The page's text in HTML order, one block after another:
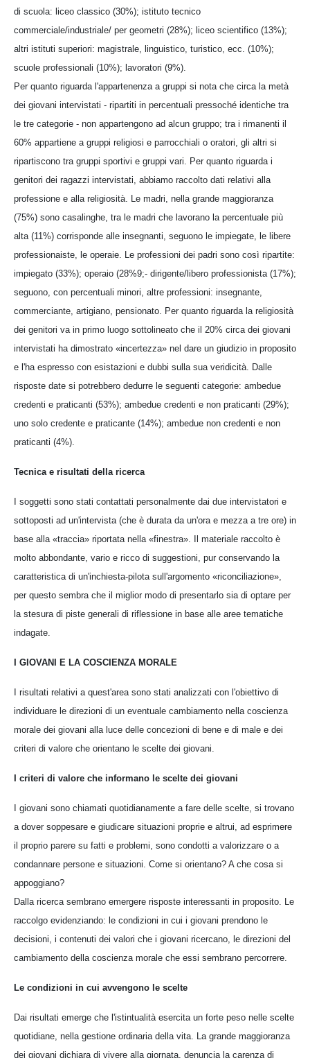
di scuola: liceo classico (30%); istituto tecnico
commerciale/industriale/ per geometri (28%); liceo scientifico (13%);
altri istituti superiori: magistrale, linguistico, turistico, ecc. (10%);
scuole professionali (10%); lavoratori (9%).
Per quanto riguarda l'appartenenza a gruppi si nota che circa la metà
dei giovani intervistati - ripartiti in percentuali pressoché identiche tra
le tre categorie - non appartengono ad alcun gruppo; tra i rimanenti il
60% appartiene a gruppi religiosi e parrocchiali o oratori, gli altri si
ripartiscono tra gruppi sportivi e gruppi vari. Per quanto riguarda i
genitori dei ragazzi intervistati, abbiamo raccolto dati relativi alla
professione e alla religiosità. Le madri, nella grande maggioranza
(75%) sono casalinghe, tra le madri che lavorano la percentuale più
alta (11%) corrisponde alle insegnanti, seguono le impiegate, le libere
professionaiste, le operaie. Le professioni dei padri sono così ripartite:
impiegato (33%); operaio (28%9;- dirigente/libero professionista (17%);
seguono, con percentuali minori, altre professioni: insegnante,
commerciante, artigiano, pensionato. Per quanto riguarda la religiosità
dei genitori va in primo luogo sottolineato che il 20% circa dei giovani
intervistati ha dimostrato «incertezza» nel dare un giudizio in proposito
e l'ha espresso con esistazioni e dubbi sulla sua veridicità. Dalle
risposte date si potrebbero dedurre le seguenti categorie: ambedue
credenti e praticanti (53%); ambedue credenti e non praticanti (29%);
uno solo credente e praticante (14%); ambedue non credenti e non
praticanti (4%).
Tecnica e risultati della ricerca
I soggetti sono stati contattati personalmente dai due intervistatori e
sottoposti ad un'intervista (che è durata da un'ora e mezza a tre ore) in
base alla «traccia» riportata nella «finestra». Il materiale raccolto è
molto abbondante, vario e ricco di suggestioni, pur conservando la
caratteristica di un'inchiesta-pilota sull'argomento «riconciliazione»,
per questo sembra che il miglior modo di presentarlo sia di optare per
la stesura di piste generali di riflessione in base alle aree tematiche
indagate.
I GIOVANI E LA COSCIENZA MORALE
I risultati relativi a quest'area sono stati analizzati con l'obiettivo di
individuare le direzioni di un eventuale cambiamento nella coscienza
morale dei giovani alla luce delle concezioni di bene e di male e dei
criteri di valore che orientano le scelte dei giovani.
I criteri di valore che informano le scelte dei giovani
I giovani sono chiamati quotidianamente a fare delle scelte, si trovano
a dover soppesare e giudicare situazioni proprie e altrui, ad esprimere
il proprio parere su fatti e problemi, sono condotti a valorizzare o a
condannare persone e situazioni. Come si orientano? A che cosa si
appoggiano?
Dalla ricerca sembrano emergere risposte interessanti in proposito. Le
raccolgo evidenziando: le condizioni in cui i giovani prendono le
decisioni, i contenuti dei valori che i giovani ricercano, le direzioni del
cambiamento della coscienza morale che essi sembrano percorrere.
Le condizioni in cui avvengono le scelte
Dai risultati emerge che l'istintualità esercita un forte peso nelle scelte
quotidiane, nella gestione ordinaria della vita. La grande maggioranza
dei giovani dichiara di vivere alla giornata, denuncia la carenza di